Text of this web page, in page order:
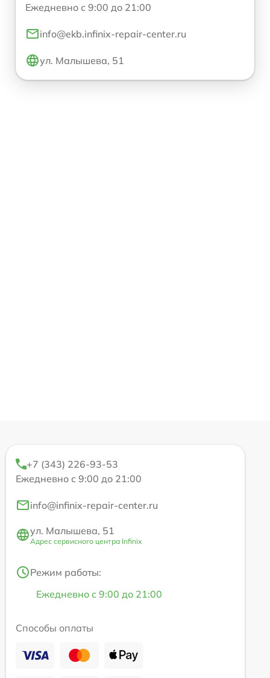
Ежедневно с 9:00 до 21:00
info@ekb.infinix-repair-center.ru
ул. Малышева, 51
+7 (343) 226-93-53
Ежедневно с 9:00 до 21:00
info@infinix-repair-center.ru
ул. Малышева, 51
Адрес сервисного центра Infinix
Режим работы:
Ежедневно с 9:00 до 21:00
Способы оплаты